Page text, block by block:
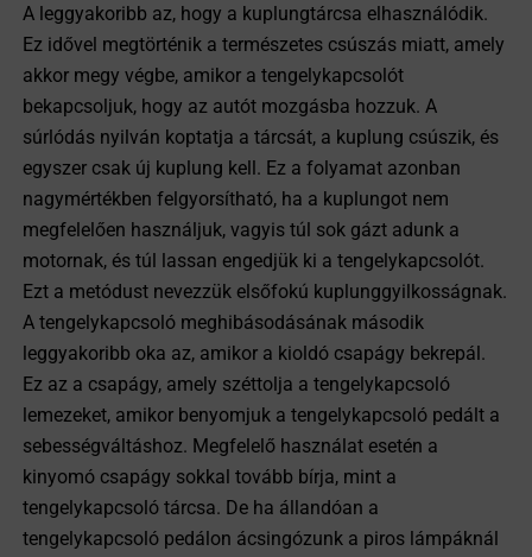
A leggyakoribb az, hogy a kuplungtárcsa elhasználódik.
Ez idővel megtörténik a természetes csúszás miatt, amely
akkor megy végbe, amikor a tengelykapcsolót
bekapcsoljuk, hogy az autót mozgásba hozzuk. A
súrlódás nyilván koptatja a tárcsát, a kuplung csúszik, és
egyszer csak új kuplung kell. Ez a folyamat azonban
nagymértékben felgyorsítható, ha a kuplungot nem
megfelelően használjuk, vagyis túl sok gázt adunk a
motornak, és túl lassan engedjük ki a tengelykapcsolót.
Ezt a metódust nevezzük elsőfokú kuplunggyilkosságnak.
A tengelykapcsoló meghibásodásának második
leggyakoribb oka az, amikor a kioldó csapágy bekrepál.
Ez az a csapágy, amely széttolja a tengelykapcsoló
lemezeket, amikor benyomjuk a tengelykapcsoló pedált a
sebességváltáshoz. Megfelelő használat esetén a
kinyomó csapágy sokkal tovább bírja, mint a
tengelykapcsoló tárcsa. De ha állandóan a
tengelykapcsoló pedálon ácsingózunk a piros lámpáknál